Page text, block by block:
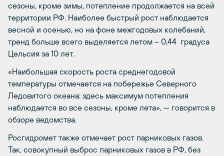
сезоны, кроме зимы, потепление продолжается на всей
территории РФ. Наиболее быстрый рост наблюдается
весной и осенью, но на фоне межгодовых колебаний,
тренд больше всего выделяется летом – 0,44 градуса
Цельсия за 10 лет.
«Наибольшая скорость роста среднегодовой
температуры отмечается на побережье Северного
Ледовитого океана: здесь максимум потепления
наблюдается во все сезоны, кроме лета», — говорится в
обзоре ведомства.
Росгидромет также отмечает рост парниковых газов.
Так, совокупный выброс парниковых газов в РФ, без